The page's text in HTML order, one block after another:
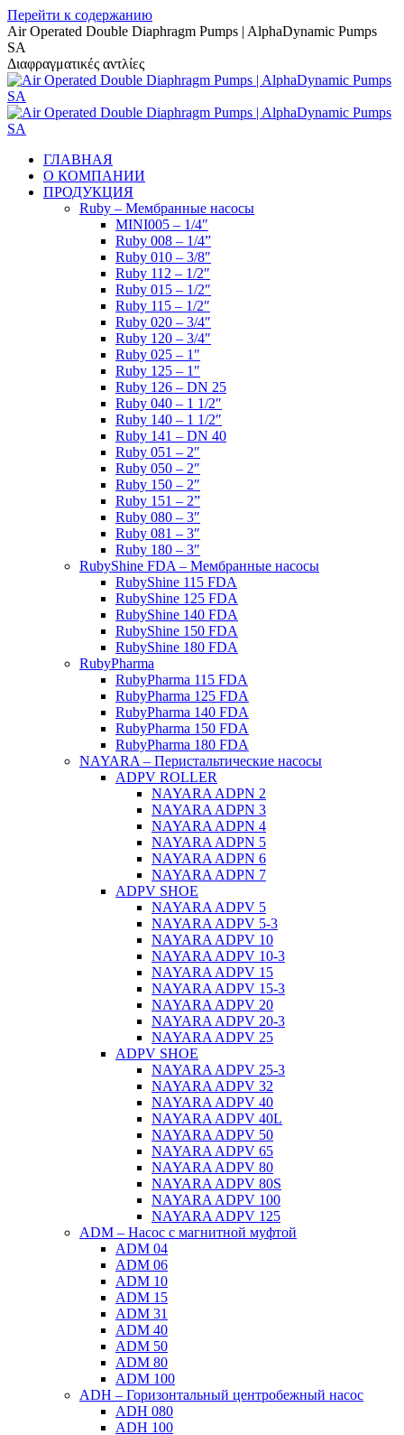
Перейти к содержанию
Air Operated Double Diaphragm Pumps | AlphaDynamic Pumps
SA
Διαφραγματικές αντλίες
ГЛАВНАЯ
О КОМПАНИИ
ПРОДУКЦИЯ
Ruby – Мембранные насосы
MINI005 – 1/4″
Ruby 008 – 1/4”
Ruby 010 – 3/8″
Ruby 112 – 1/2″
Ruby 015 – 1/2″
Ruby 115 – 1/2″
Ruby 020 – 3/4″
Ruby 120 – 3/4″
Ruby 025 – 1″
Ruby 125 – 1″
Ruby 126 – DN 25
Ruby 040 – 1 1/2″
Ruby 140 – 1 1/2″
Ruby 141 – DN 40
Ruby 051 – 2″
Ruby 050 – 2″
Ruby 150 – 2″
Ruby 151 – 2”
Ruby 080 – 3″
Ruby 081 – 3″
Ruby 180 – 3″
RubyShine FDA – Мембранные насосы
RubyShine 115 FDA
RubyShine 125 FDA
RubyShine 140 FDA
RubyShine 150 FDA
RubyShine 180 FDA
RubyPharma
RubyPharma 115 FDA
RubyPharma 125 FDA
RubyPharma 140 FDA
RubyPharma 150 FDA
RubyPharma 180 FDA
NAYARA – Перистальтические насосы
ADPV ROLLER
NAYARA ADPN 2
NAYARA ADPN 3
NAYARA ADPN 4
NAYARA ADPN 5
NAYARA ADPN 6
NAYARA ADPN 7
ADPV SHOE
ΝAYARA ADPV 5
NAYARA ADPV 5-3
NAYARA ADPV 10
NAYARA ADPV 10-3
NAYARA ADPV 15
NAYARA ADPV 15-3
NAYARA ADPV 20
NAYARA ADPV 20-3
NAYARA ADPV 25
ADPV SHOE
NAYARA ADPV 25-3
NAYARA ADPV 32
NAYARA ADPV 40
NAYARA ADPV 40L
NAYARA ADPV 50
NAYARA ADPV 65
NAYARA ADPV 80
NAYARA ADPV 80S
NAYARA ADPV 100
NAYARA ADPV 125
ADM – Насос с магнитной муфтой
ADM 04
ADM 06
ADM 10
ADM 15
ADM 31
ADM 40
ADM 50
ADM 80
ADM 100
ADH – Горизонтальный центробежный насос
ADH 080
ADH 100